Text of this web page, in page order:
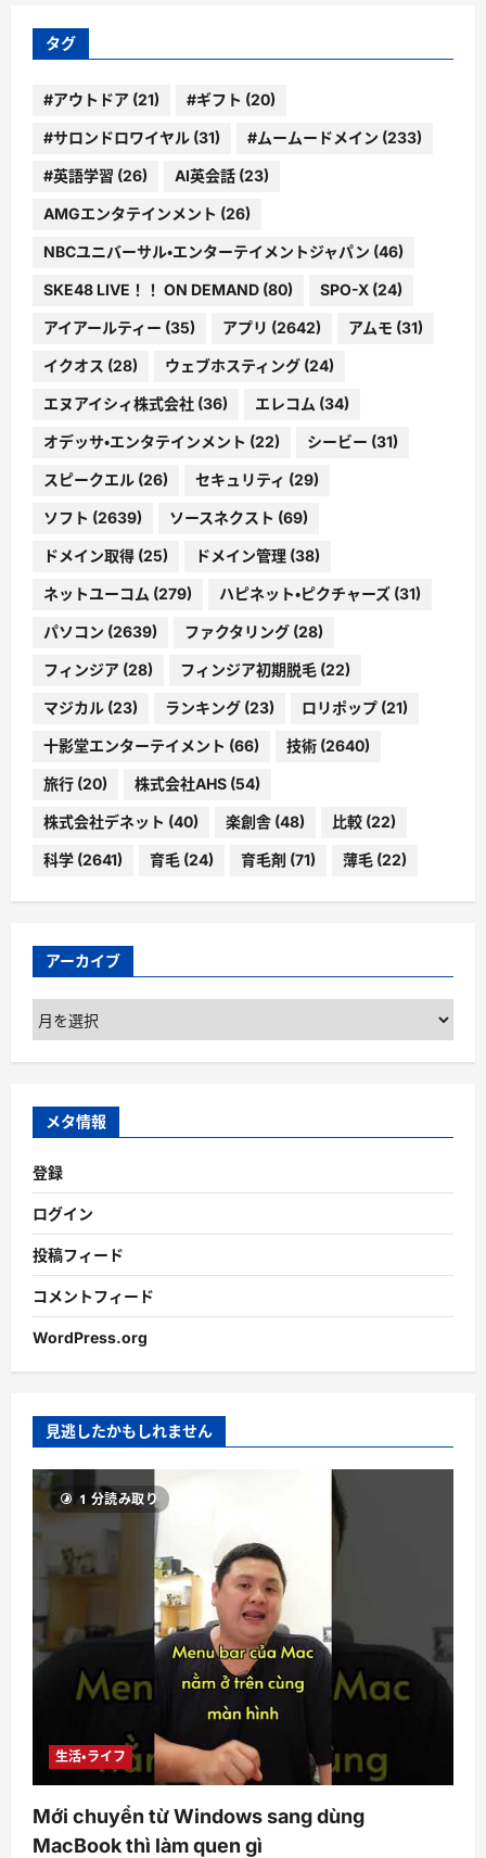
ー
タグ
#アウトドア (21) #ギフト (20)
#サロンドロワイヤル (31) #ムームードメイン (233)
#英語学習 (26) AI英会話 (23)
AMGエンタテインメント (26)
NBCユニバーサル・エンターテイメントジャパン (46)
SKE48 LIVE！！ ON DEMAND (80) SPO-X (24)
アイアールティー (35) アプリ (2642) アムモ (31)
イクオス (28) ウェブホスティング (24)
エヌアイシィ株式会社 (36) エレコム (34)
オデッサ・エンタテインメント (22) シービー (31)
スピークエル (26) セキュリティ (29)
ソフト (2639) ソースネクスト (69)
ドメイン取得 (25) ドメイン管理 (38)
ネットユーコム (279) ハピネット・ピクチャーズ (31)
パソコン (2639) ファクタリング (28)
フィンジア (28) フィンジア初期脱毛 (22)
マジカル (23) ランキング (23) ロリポップ (21)
十影堂エンターテイメント (66) 技術 (2640)
旅行 (20) 株式会社AHS (54)
株式会社デネット (40) 楽創舎 (48) 比較 (22)
科学 (2641) 育毛 (24) 育毛剤 (71) 薄毛 (22)
アーカイブ
ア
ー
カ
ブ
メタ情報
登録
ログイン
投稿フィード
コメントフィード
WordPress.org
見逃したかもしれません
1 分読み取り
生活・ライフ
Mới chuyển từ Windows sang dùng
MacBook thì làm quen gì